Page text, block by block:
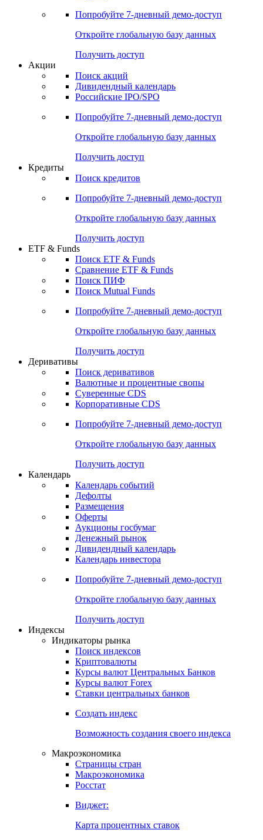
Попробуйте 7-дневный демо-доступ
Откройте глобальную базу данных
Получить доступ
Акции
Поиск акций
Дивидендный календарь
Российские IPO/SPO
Попробуйте 7-дневный демо-доступ
Откройте глобальную базу данных
Получить доступ
Кредиты
Поиск кредитов
Попробуйте 7-дневный демо-доступ
Откройте глобальную базу данных
Получить доступ
ETF & Funds
Поиск ETF & Funds
Сравнение ETF & Funds
Поиск ПИФ
Поиск Mutual Funds
Попробуйте 7-дневный демо-доступ
Откройте глобальную базу данных
Получить доступ
Деривативы
Поиск деривативов
Валютные и процентные свопы
Суверенные CDS
Корпоративные CDS
Попробуйте 7-дневный демо-доступ
Откройте глобальную базу данных
Получить доступ
Календарь
Календарь событий
Дефолты
Размещения
Оферты
Аукционы госбумаг
Денежный рынок
Дивидендный календарь
Календарь инвестора
Попробуйте 7-дневный демо-доступ
Откройте глобальную базу данных
Получить доступ
Индексы
Индикаторы рынка
Поиск индексов
Криптовалюты
Курсы валют Центральных Банков
Курсы валют Forex
Ставки центральных банков
Создать индекс
Возможность создания своего индекса
Макроэкономика
Страницы стран
Макроэкономика
Росстат
Виджет:
Карта процентных ставок